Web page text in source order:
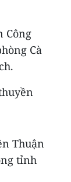
Công
Cà
Thuận
tỉnh